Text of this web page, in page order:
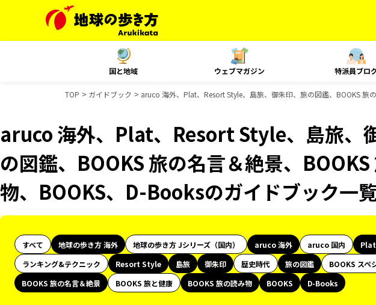
国と地域 ウェブマガジン 特派員ブロ
TOP ガイドブック aruco 海外、Plat、Resort Style、島旅、御朱印、旅の図鑑、BOOKS 旅
aruco 海外、Plat、Resort Style、島旅、
の図鑑、BOOKS 旅の名言＆絶景、BOOKS
物、BOOKS、D-Booksのガイドブック一
すべて 地球の歩き方 海外 地球の歩き方 Jシリーズ（国内） aruco 海外 aruco 国内
Plat
ランキング&テクニック
Resort Style 島旅 御朱印 歴史時代 旅の図鑑
BOOKS スペ
BOOKS 旅の名言＆絶景
BOOKS 旅と健康 BOOKS 旅の読み物 BOOKS
D-Books